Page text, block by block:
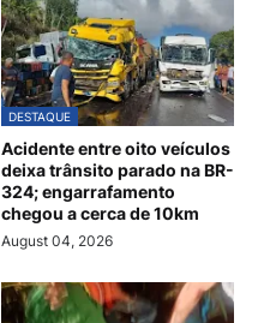
DESTAQUE
Acidente entre oito veículos
deixa trânsito parado na BR-
324; engarrafamento
chegou a cerca de 10km
August 04, 2026